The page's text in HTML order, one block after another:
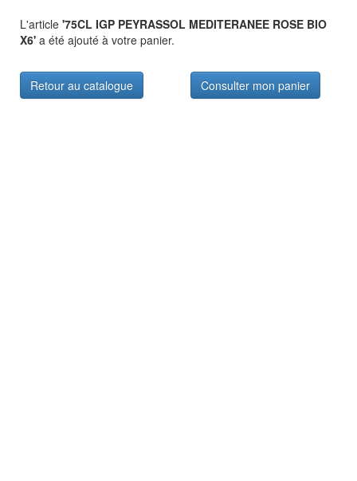
L'article '75CL IGP PEYRASSOL MEDITERANEE ROSE BIO
X6' a été ajouté à votre panier.
Retour au catalogue Consulter mon panier